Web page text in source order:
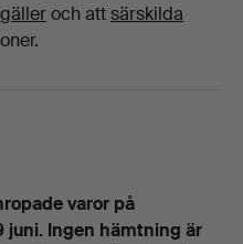
ses även ett
förnämlig kvalitet
manuskript av Ingmar
i den store poetens
egentligen i det där
och attsärskilda
varor på
juni. Ingen hämtning är